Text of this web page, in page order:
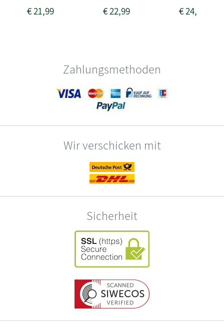
€21,99 €22,99 €24,99
Zahlungsmethoden
Wir verschicken mit
Sicherheit